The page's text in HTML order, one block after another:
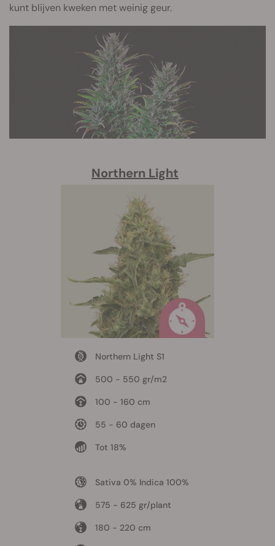
kunt blijven kweken met weinig geur.
Northern Light
Northern Light S1
500 - 550 gr/m2
100 - 160 cm
55 - 60 dagen
Tot 18%
Sativa 0% Indica 100%
575 - 625 gr/plant
180 - 220 cm